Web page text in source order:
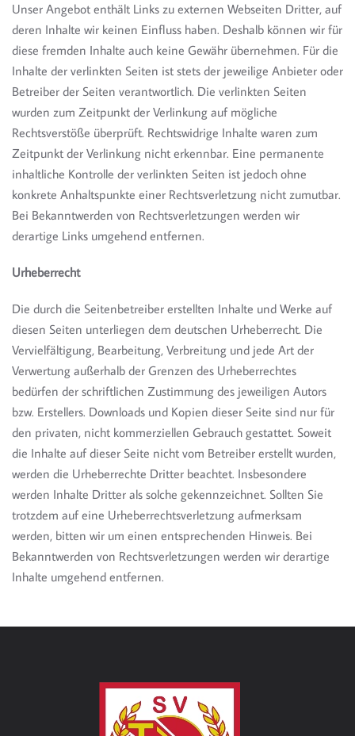
Unser Angebot enthält Links zu externen Webseiten Dritter, auf
deren Inhalte wir keinen Einfluss haben. Deshalb können wir für
diese fremden Inhalte auch keine Gewähr übernehmen. Für die
Inhalte der verlinkten Seiten ist stets der jeweilige Anbieter oder
Betreiber der Seiten verantwortlich. Die verlinkten Seiten
wurden zum Zeitpunkt der Verlinkung auf mögliche
Rechtsverstöße überprüft. Rechtswidrige Inhalte waren zum
Zeitpunkt der Verlinkung nicht erkennbar. Eine permanente
inhaltliche Kontrolle der verlinkten Seiten ist jedoch ohne
konkrete Anhaltspunkte einer Rechtsverletzung nicht zumutbar.
Bei Bekanntwerden von Rechtsverletzungen werden wir
derartige Links umgehend entfernen.
Urheberrecht
Die durch die Seitenbetreiber erstellten Inhalte und Werke auf
diesen Seiten unterliegen dem deutschen Urheberrecht. Die
Vervielfältigung, Bearbeitung, Verbreitung und jede Art der
Verwertung außerhalb der Grenzen des Urheberrechtes
bedürfen der schriftlichen Zustimmung des jeweiligen Autors
bzw. Erstellers. Downloads und Kopien dieser Seite sind nur für
den privaten, nicht kommerziellen Gebrauch gestattet. Soweit
die Inhalte auf dieser Seite nicht vom Betreiber erstellt wurden,
werden die Urheberrechte Dritter beachtet. Insbesondere
werden Inhalte Dritter als solche gekennzeichnet. Sollten Sie
trotzdem auf eine Urheberrechtsverletzung aufmerksam
werden, bitten wir um einen entsprechenden Hinweis. Bei
Bekanntwerden von Rechtsverletzungen werden wir derartige
Inhalte umgehend entfernen.